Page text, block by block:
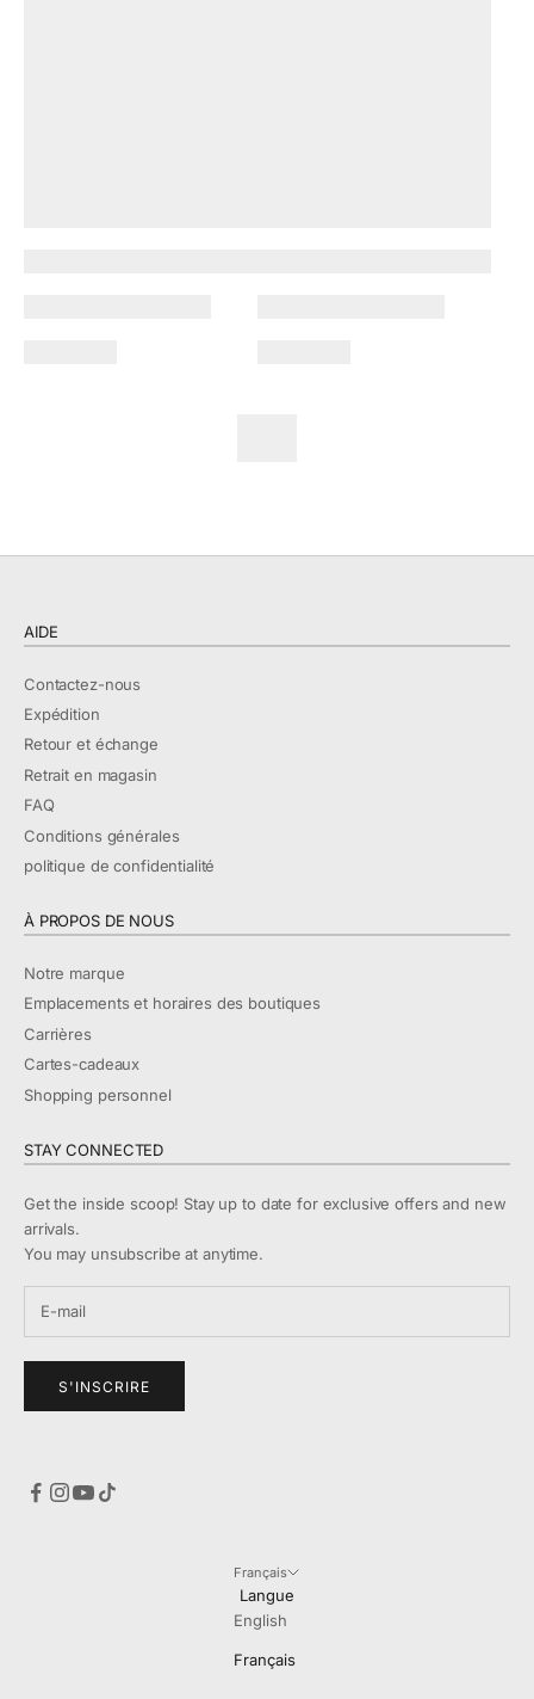
AIDE
Contactez-nous
Expédition
Retour et échange
Retrait en magasin
FAQ
Conditions générales
politique de confidentialité
À PROPOS DE NOUS
Notre marque
Emplacements et horaires des boutiques
Carrières
Cartes-cadeaux
Shopping personnel
STAY CONNECTED
Get the inside scoop! Stay up to date for exclusive offers and new
arrivals.
You may unsubscribe at anytime.
S'INSCRIRE
Français
Langue
English
Français